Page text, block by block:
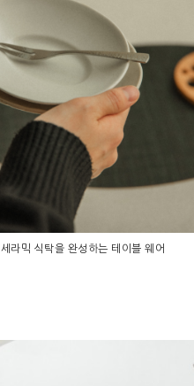
세라믹 식탁을 완성하는 테이블 웨어